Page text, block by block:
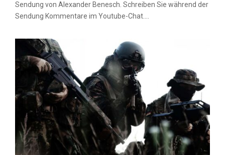
Sendung von Alexander Benesch. Schreiben Sie während der
Sendung Kommentare im Youtube-Chat....